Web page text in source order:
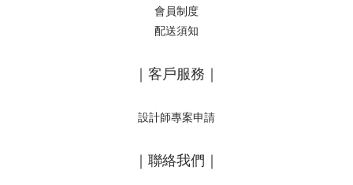
會員制度
配送須知
｜客戶服務｜
設計師專案申請
｜聯絡我們｜